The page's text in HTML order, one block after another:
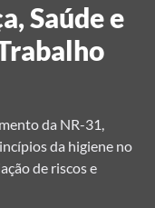
Saúde e
da NR-31,
da higiene no
de riscos e